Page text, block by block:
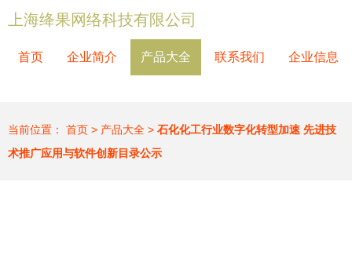
上海绛果网络科技有限公司
首页 企业简介 产品大全 联系我们 企业信息
当前位置： 首页 > 产品大全 > 石化化工行业数字化转型加速 先进技
术推广应用与软件创新目录公示